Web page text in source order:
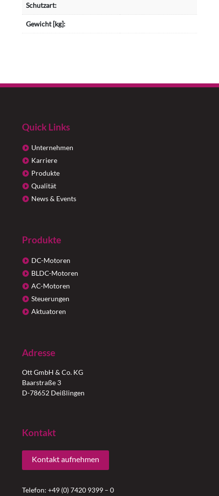
Schutzart:
Gewicht [kg]:
Quick Links
Unternehmen
Karriere
Produkte
Qualität
News & Events
Produkte
DC-Motoren
BLDC-Motoren
AC-Motoren
Steuerungen
Aktuatoren
Adresse
Ott GmbH & Co. KG
Baarstraße 3
D-78652 Deißlingen
Kontakt
Kontakt aufnehmen
Telefon: +49 (0) 7420 9399 – 0